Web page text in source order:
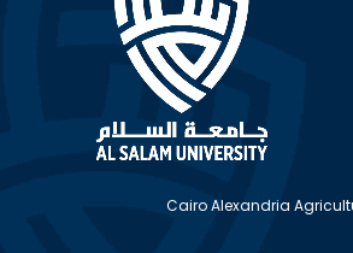
Cairo Alexandria